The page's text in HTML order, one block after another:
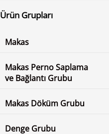
Ürün Grupları
Makas
Makas Perno Saplama
ve Bağlantı Grubu
Makas Döküm Grubu
Denge Grubu